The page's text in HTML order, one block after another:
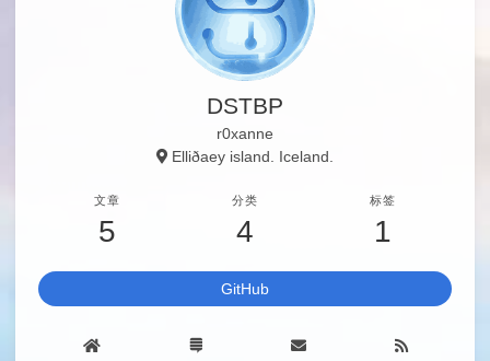
DSTBP
r0xanne
Elliðaey island. Iceland.
文章
5
分类
4
标签
1
GitHub